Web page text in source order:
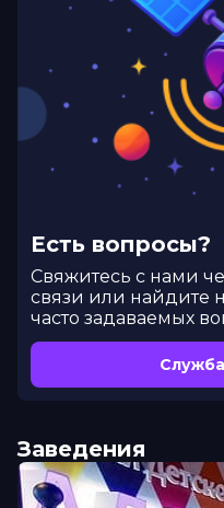
Есть вопросы?
Cвяжитесь с нами
связи или
часто задаваемых
Заведения